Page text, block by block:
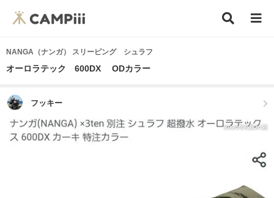
NANGA（ナンガ） スリーピング シュラフ
オーロラテック 600DX ODカラー
フッキー
2024年3月24日